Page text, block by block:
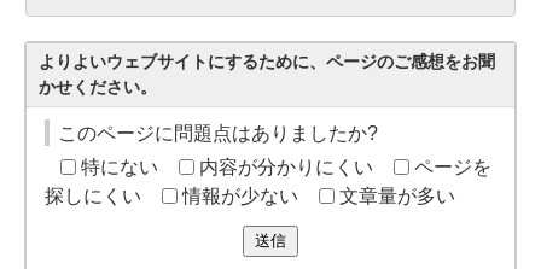
よりよいウェブサイトにするために、ページのご感想をお聞
かせください。
このページに問題点はありましたか?
特にない
内容が分かりにくい
ページを
探しにくい
情報が少ない 文章量が多い
送信